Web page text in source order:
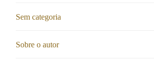
Sem categoria
Sobre o autor